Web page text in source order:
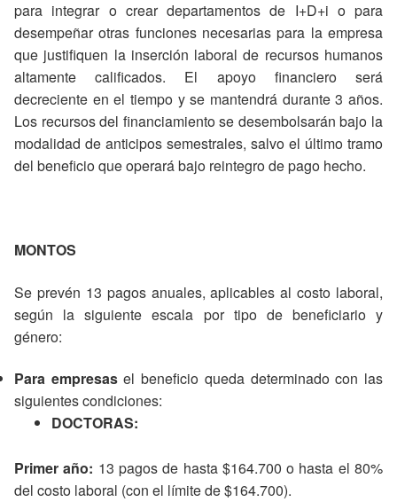
para integrar o crear departamentos de I+D+i o para
desempeñar otras funciones necesarias para la empresa
que justifiquen la inserción laboral de recursos humanos
altamente calificados. El apoyo financiero será
decreciente en el tiempo y se mantendrá durante 3 años.
Los recursos del financiamiento se desembolsarán bajo la
modalidad de anticipos semestrales, salvo el último tramo
del beneficio que operará bajo reintegro de pago hecho.
MONTOS
Se prevén 13 pagos anuales, aplicables al costo laboral,
según la siguiente escala por tipo de beneficiario y
género:
Para empresasel beneficio queda determinado con las
siguientes condiciones:
DOCTORAS:
Primer año: 13 pagos de hasta $164.700 o hasta el 80%
del costo laboral (con el límite de $164.700).